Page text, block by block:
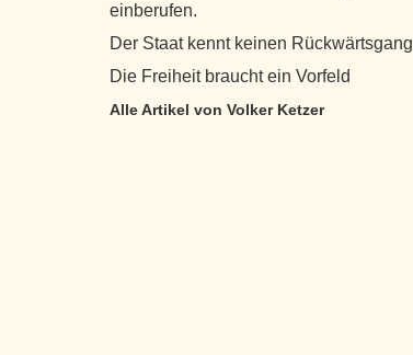
einberufen.
Der Staat kennt keinen Rückwärtsgang
Die Freiheit braucht ein Vorfeld
Alle Artikel von Volker Ketzer